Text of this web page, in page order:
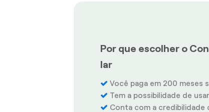
Por que escolher o
lar
Você paga em 200 meses
Tem a possibilidade de
Conta com a